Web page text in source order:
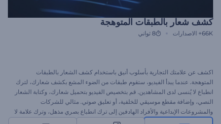
كشف شعار بالطبقات المتوهجة
66K+ الاصدارات 8 ثواني
اكشف عن علامتك التجارية بأسلوب أنيق باستخدام كشف الشعار بالطبقات
المتوهجة. عندما يبدأ الفيديو، ستقوم طبقات من الضوء المشع بكشف شعارك، لترك
انطباع لا يُنسى لدى المشاهدين. قم بتخصيص الفيديو بتحميل شعارك، وكتابة الشعار
النصي، وإضافة مقطع موسيقي للخلفية، أو تعليق صوتي. مثالي للشركات
والمشروعات الإبداعية والأفراد الهادفين إلى ترك انطباع بصري مذهل، وترك علامة لا
تُنسى في عقول الجمهور. ابدأ الآن ودع علامتك التجارية تسرق الأنظار!